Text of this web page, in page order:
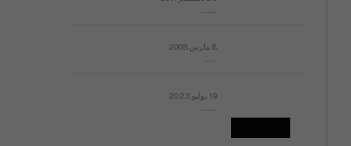
8 مارس 2008
19 يوليو 2023